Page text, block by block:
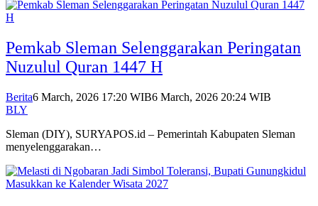
Pemkab Sleman Selenggarakan Peringatan
Nuzulul Quran 1447 H
Berita6 March, 2026 17:20 WIB6 March, 2026 20:24 WIB
BLY
Sleman (DIY), SURYAPOS.id – Pemerintah Kabupaten Sleman
menyelenggarakan…